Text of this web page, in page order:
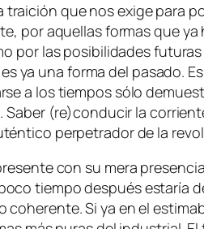
que nos exi­ge pa­ra
por aque­llas for­mas que
por las po­si­bi­li­da­des
una for­ma del pa­sa­do.
a los tiem­pos só­lo
(re)conducir la
per­pe­tra­dor de la
con su me­ra
tiem­po des­pués
Si ya en el